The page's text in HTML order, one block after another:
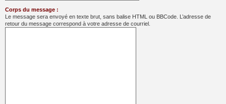
Corps du message :
Le message sera envoyé en texte brut, sans balise HTML ou BBCode. L’adresse de
retour du message correspond à votre adresse de courriel.